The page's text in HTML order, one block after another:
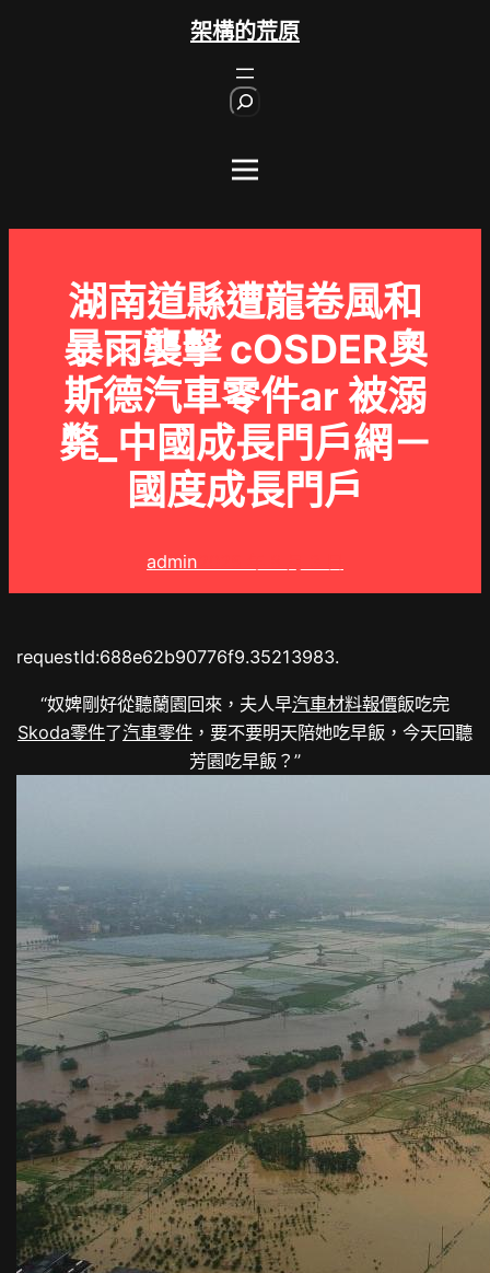
架構的荒原
湖南道縣遭龍卷風和
暴雨襲擊 cOSDER奧
斯德汽車零件ar 被溺
斃_中國成長門戶網－
國度成長門戶
admin
requestId:688e62b90776f9.35213983.
“奴婢剛好從聽蘭園回來，夫人早汽車材料報價飯吃完
Skoda零件了汽車零件 ，要不要明天陪她吃早飯，今天回聽
芳園吃早飯？”